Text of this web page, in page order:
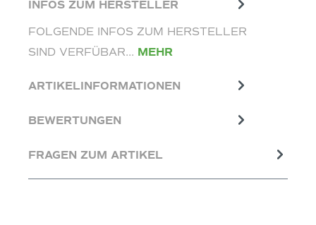
INFOS ZUM HERSTELLER
FOLGENDE INFOS ZUM HERSTELLER
SIND VERFÜBAR... MEHR
ARTIKELINFORMATIONEN
BEWERTUNGEN
FRAGEN ZUM ARTIKEL